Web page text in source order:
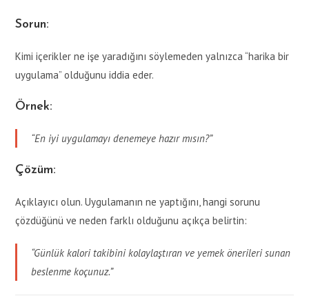
Sorun:
Kimi içerikler ne işe yaradığını söylemeden yalnızca “harika bir
uygulama” olduğunu iddia eder.
Örnek:
“En iyi uygulamayı denemeye hazır mısın?”
Çözüm:
Açıklayıcı olun. Uygulamanın ne yaptığını, hangi sorunu
çözdüğünü ve neden farklı olduğunu açıkça belirtin:
“Günlük kalori takibini kolaylaştıran ve yemek önerileri sunan
beslenme koçunuz.”